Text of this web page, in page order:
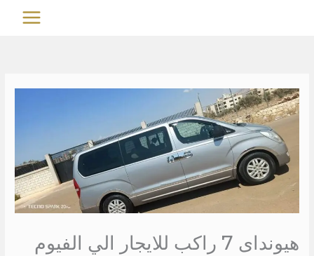
MAIN
هيونداى 7 راكب للايجار الي الفيوم